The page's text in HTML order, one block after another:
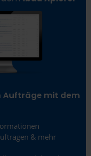
Aufträge mit dem
& mehr